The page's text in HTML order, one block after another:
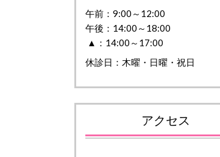
午前：9:00～12:00
午後：14:00～18:00
▲：14:00～17:00
休診日：木曜・日曜・祝日
アクセス